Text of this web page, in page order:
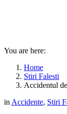
You are here:
Home
Stiri Falesti
Accidentul
in Accidente, Stiri